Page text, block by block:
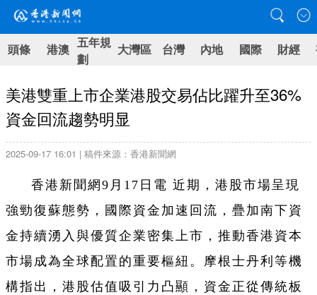
頭條 港澳 五年規
劃
大灣區 台灣 內地 國際 財經
美港雙重上市企業港股交易佔比躍升至36%
資金回流趨勢明显
2025-09-17 16:01 | 稿件來源：香港新聞網
香港新聞網9月17日電 近期，港股市場呈現
強勁復蘇態勢，國際資金加速回流，疊加南下資
金持續湧入與優質企業密集上市，推動香港資本
市場成為全球配置的重要樞紐。摩根士丹利等機
構指出，港股估值吸引力凸顯，資金正從傳統板